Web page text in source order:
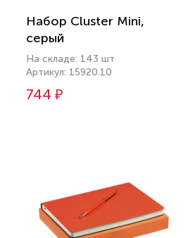
Набор Cluster Mini,
серый
На складе: 143 шт
Артикул: 15920.10
744 ₽